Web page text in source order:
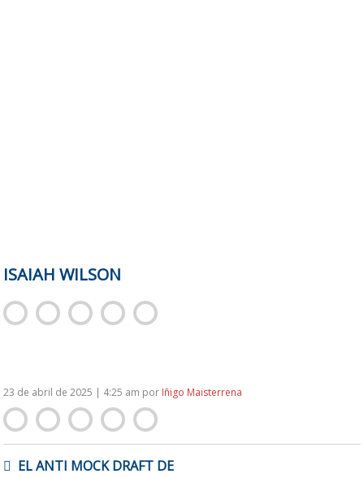
ISAIAH WILSON
23 de abril de 2025 | 4:25 am por Iñigo Maisterrena
DEEL ANTI MOCK DRAFT DE